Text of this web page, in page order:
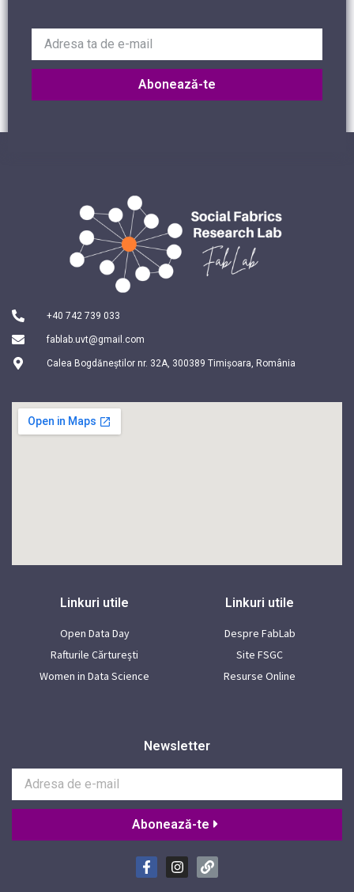
Abonează-te
+40 742 739 033
fablab.uvt@gmail.com
Calea Bogdăneștilor nr. 32A, 300389 Timișoara, România
Linkuri utile
Open Data Day
Rafturile Cărturești
Women in Data Science
Linkuri utile
Despre FabLab
Site FSGC
Resurse Online
Newsletter
Abonează-te